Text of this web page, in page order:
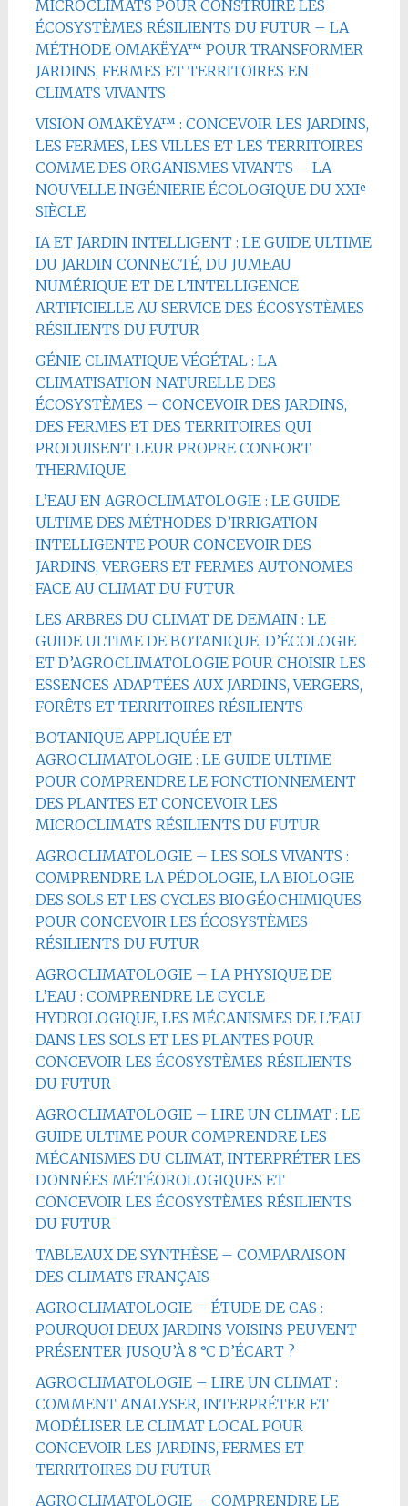
MICROCLIMATS POUR CONSTRUIRE LES
ÉCOSYSTÈMES RÉSILIENTS DU FUTUR – LA
MÉTHODE OMAKËYA™ POUR TRANSFORMER
JARDINS, FERMES ET TERRITOIRES EN
CLIMATS VIVANTS
VISION OMAKËYA™ : CONCEVOIR LES JARDINS,
LES FERMES, LES VILLES ET LES TERRITOIRES
COMME DES ORGANISMES VIVANTS – LA
NOUVELLE INGÉNIERIE ÉCOLOGIQUE DU XXIᵉ
SIÈCLE
IA ET JARDIN INTELLIGENT : LE GUIDE ULTIME
DU JARDIN CONNECTÉ, DU JUMEAU
NUMÉRIQUE ET DE L’INTELLIGENCE
ARTIFICIELLE AU SERVICE DES ÉCOSYSTÈMES
RÉSILIENTS DU FUTUR
GÉNIE CLIMATIQUE VÉGÉTAL : LA
CLIMATISATION NATURELLE DES
ÉCOSYSTÈMES – CONCEVOIR DES JARDINS,
DES FERMES ET DES TERRITOIRES QUI
PRODUISENT LEUR PROPRE CONFORT
THERMIQUE
L’EAU EN AGROCLIMATOLOGIE : LE GUIDE
ULTIME DES MÉTHODES D’IRRIGATION
INTELLIGENTE POUR CONCEVOIR DES
JARDINS, VERGERS ET FERMES AUTONOMES
FACE AU CLIMAT DU FUTUR
LES ARBRES DU CLIMAT DE DEMAIN : LE
GUIDE ULTIME DE BOTANIQUE, D’ÉCOLOGIE
ET D’AGROCLIMATOLOGIE POUR CHOISIR LES
ESSENCES ADAPTÉES AUX JARDINS, VERGERS,
FORÊTS ET TERRITOIRES RÉSILIENTS
BOTANIQUE APPLIQUÉE ET
AGROCLIMATOLOGIE : LE GUIDE ULTIME
POUR COMPRENDRE LE FONCTIONNEMENT
DES PLANTES ET CONCEVOIR LES
MICROCLIMATS RÉSILIENTS DU FUTUR
AGROCLIMATOLOGIE – LES SOLS VIVANTS :
COMPRENDRE LA PÉDOLOGIE, LA BIOLOGIE
DES SOLS ET LES CYCLES BIOGÉOCHIMIQUES
POUR CONCEVOIR LES ÉCOSYSTÈMES
RÉSILIENTS DU FUTUR
AGROCLIMATOLOGIE – LA PHYSIQUE DE
L’EAU : COMPRENDRE LE CYCLE
HYDROLOGIQUE, LES MÉCANISMES DE L’EAU
DANS LES SOLS ET LES PLANTES POUR
CONCEVOIR LES ÉCOSYSTÈMES RÉSILIENTS
DU FUTUR
AGROCLIMATOLOGIE – LIRE UN CLIMAT : LE
GUIDE ULTIME POUR COMPRENDRE LES
MÉCANISMES DU CLIMAT, INTERPRÉTER LES
DONNÉES MÉTÉOROLOGIQUES ET
CONCEVOIR LES ÉCOSYSTÈMES RÉSILIENTS
DU FUTUR
TABLEAUX DE SYNTHÈSE – COMPARAISON
DES CLIMATS FRANÇAIS
AGROCLIMATOLOGIE – ÉTUDE DE CAS :
POURQUOI DEUX JARDINS VOISINS PEUVENT
PRÉSENTER JUSQU’À 8 °C D’ÉCART ?
AGROCLIMATOLOGIE – LIRE UN CLIMAT :
COMMENT ANALYSER, INTERPRÉTER ET
MODÉLISER LE CLIMAT LOCAL POUR
CONCEVOIR LES JARDINS, FERMES ET
TERRITOIRES DU FUTUR
AGROCLIMATOLOGIE – COMPRENDRE LE